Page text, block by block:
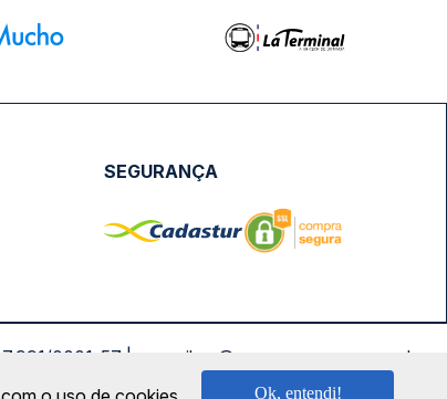
SEGURANÇA
0001-57 | saconibus@queropassagem.com.br
Ok, entendi!